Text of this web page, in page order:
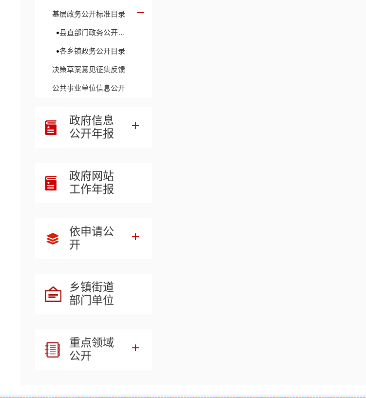
基层政务公开标准目录
县直部门政务公开目录
各乡镇政务公开目录
决策草案意见征集反馈
公共事业单位信息公开
政府信息
公开年报
政府网站
工作年报
依申请公
开
乡镇街道
部门单位
重点领域
公开